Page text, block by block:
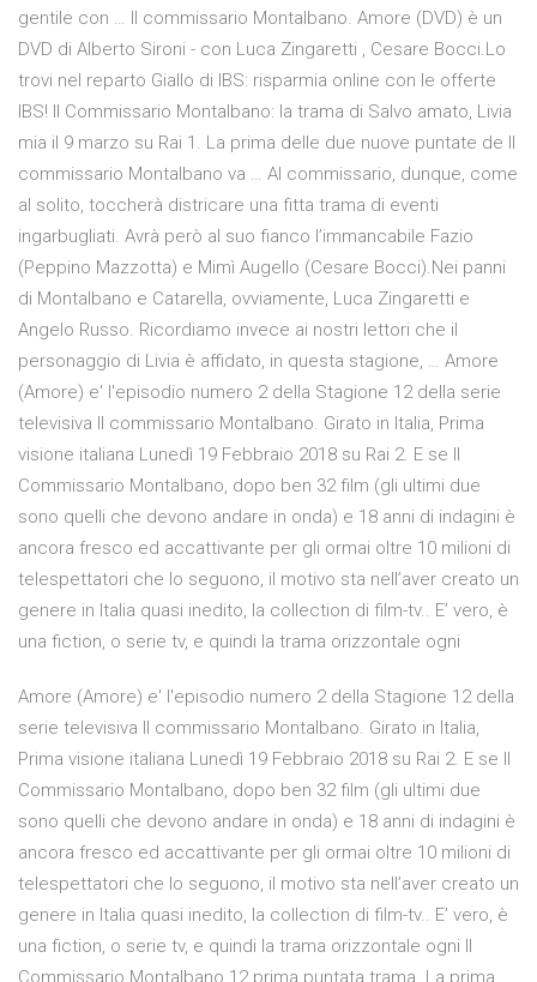
gentile con … Il commissario Montalbano. Amore (DVD) è un
DVD di Alberto Sironi - con Luca Zingaretti , Cesare Bocci.Lo
trovi nel reparto Giallo di IBS: risparmia online con le offerte
IBS! Il Commissario Montalbano: la trama di Salvo amato, Livia
mia il 9 marzo su Rai 1. La prima delle due nuove puntate de Il
commissario Montalbano va … Al commissario, dunque, come
al solito, toccherà districare una fitta trama di eventi
ingarbugliati. Avrà però al suo fianco l’immancabile Fazio
(Peppino Mazzotta) e Mimì Augello (Cesare Bocci).Nei panni
di Montalbano e Catarella, ovviamente, Luca Zingaretti e
Angelo Russo. Ricordiamo invece ai nostri lettori che il
personaggio di Livia è affidato, in questa stagione, … Amore
(Amore) e' l'episodio numero 2 della Stagione 12 della serie
televisiva Il commissario Montalbano. Girato in Italia, Prima
visione italiana Lunedì 19 Febbraio 2018 su Rai 2. E se Il
Commissario Montalbano, dopo ben 32 film (gli ultimi due
sono quelli che devono andare in onda) e 18 anni di indagini è
ancora fresco ed accattivante per gli ormai oltre 10 milioni di
telespettatori che lo seguono, il motivo sta nell’aver creato un
genere in Italia quasi inedito, la collection di film-tv.. E’ vero, è
una fiction, o serie tv, e quindi la trama orizzontale ogni
Amore (Amore) e' l'episodio numero 2 della Stagione 12 della
serie televisiva Il commissario Montalbano. Girato in Italia,
Prima visione italiana Lunedì 19 Febbraio 2018 su Rai 2. E se Il
Commissario Montalbano, dopo ben 32 film (gli ultimi due
sono quelli che devono andare in onda) e 18 anni di indagini è
ancora fresco ed accattivante per gli ormai oltre 10 milioni di
telespettatori che lo seguono, il motivo sta nell’aver creato un
genere in Italia quasi inedito, la collection di film-tv.. E’ vero, è
una fiction, o serie tv, e quindi la trama orizzontale ogni Il